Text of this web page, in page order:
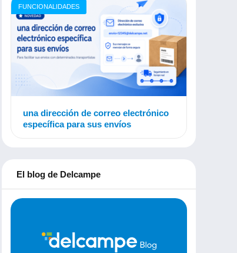
FUNCIONALIDADES
una dirección de correo electrónico
específica para sus envíos
El blog de Delcampe